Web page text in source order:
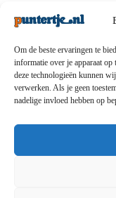
Om de beste ervaringen te
informatie over je apparaat op
deze technologieën kunnen
verwerken. Als je geen
nadelige invloed hebben op
Privacybeleid-
voorwaarden-